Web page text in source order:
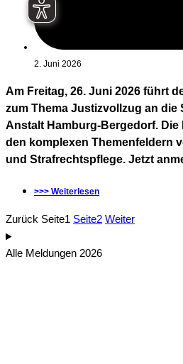
2. Juni 2026
Am Freitag, 26. Juni 2026 führt
zum Thema Justizvollzug an die
Anstalt Hamburg-Bergedorf.
den komplexen Themenfeldern
und Strafrechtspflege. Jetzt
>>> Weiterlesen
Zurück Seite1 Seite2 Weiter
Alle Meldungen 2026